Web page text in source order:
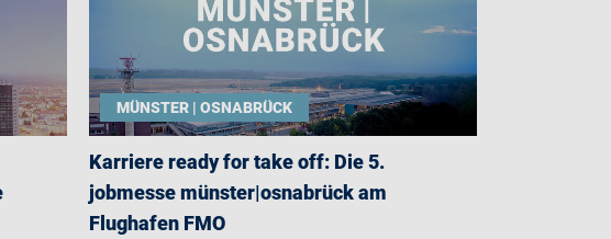
MÜNSTER | OSNABRÜCK
Karriere ready for take off: Die 5.
jobmesse münster|osnabrück am
Flughafen FMO